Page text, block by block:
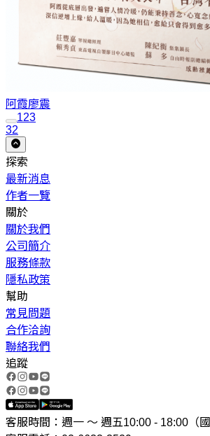
阿霞廖震
123
32
探索
最新消息
作者一覽
關於
關於我們
公司簡介
服務條款
隱私政策
幫助
常見問題
合作洽詢
聯絡我們
追蹤
客服時間：週一 ～ 週五10:00 - 18:00（國